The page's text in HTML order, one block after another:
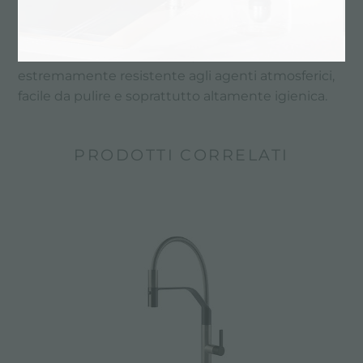
estremamente resistente agli agenti atmosferici,
facile da pulire e soprattutto altamente igienica.
PRODOTTI CORRELATI